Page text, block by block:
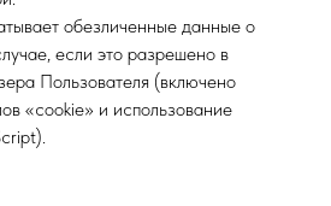
обезличенные данные о
если это разрешено в
Пользователя (включено
«cookie» и использование